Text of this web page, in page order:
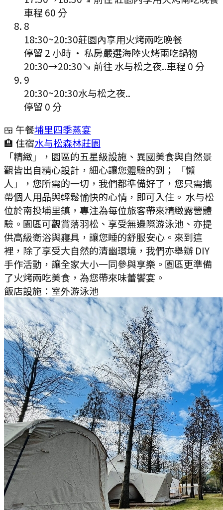
車程 60 分
8
18:30~20:30莊園內享用火烤兩吃晚餐
停留 2 小時 · 私房嚴選海陸火烤兩吃鍋物
20:30→20:30↘ 前往 水与松之夜..車程 0 分
9
20:30~20:30水与松之夜..
停留 0 分
🍱 午餐埔里四季蒸宴
🏨 住宿水与松森林莊園
「精緻」，園區的五星級設施、異國美食與自然景
觀皆出自精心設計，細心讓您體驗的到； 「懶
人」，您所需的一切，我們都準備好了，您只需攜
帶個人用品與輕鬆愉快的心情，即可入住。 水与松
位於南投埔里鎮，專注為每位旅客帶來精緻露營體
驗。園區可觀賞落羽松、享受無邊際游泳池、亦提
供高級衛浴與寢具，讓您睡的舒服安心。來到這
裡，除了享受大自然的清幽環境，我們亦舉辦 DIY
手作活動，讓全家大小一同參與享樂。園區更準備
了火烤兩吃美食，為您帶來味蕾饗宴。
飯店設施： 室外游泳池